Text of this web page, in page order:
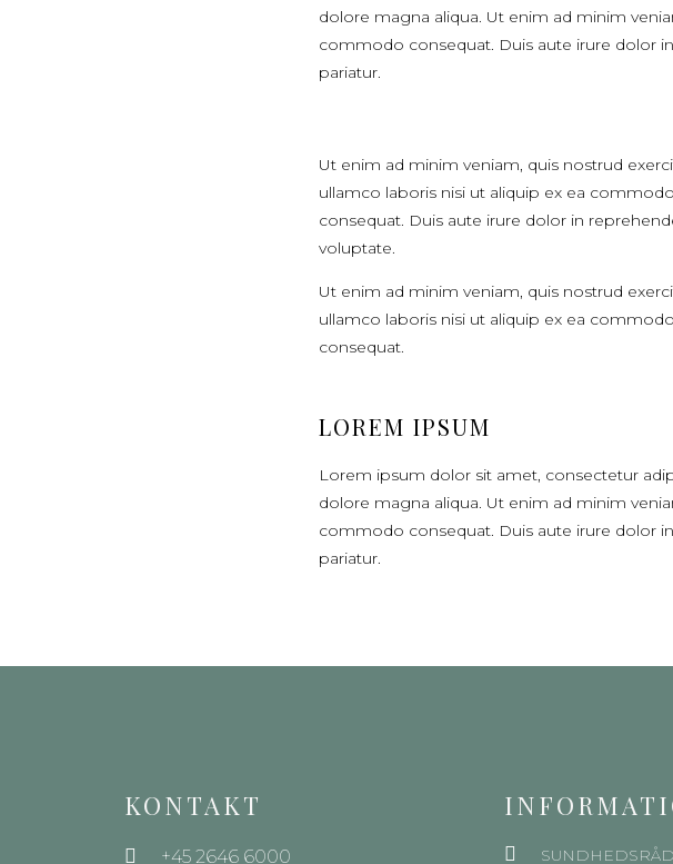
dolore magna aliqua. Ut enim ad minim
commodo consequat. Duis aute irure dolor
pariatur.
Ut enim ad minim veniam, quis nostrud
ullamco laboris nisi ut aliquip ex ea commodo
consequat. Duis aute irure dolor in
voluptate.
Ut enim ad minim veniam, quis nostrud
ullamco laboris nisi ut aliquip ex ea commodo
consequat.
LOREM IPSUM
Lorem ipsum dolor sit amet, consectetur
dolore magna aliqua. Ut enim ad minim
commodo consequat. Duis aute irure dolor
pariatur.
KONTAKT
+45 2646 6000